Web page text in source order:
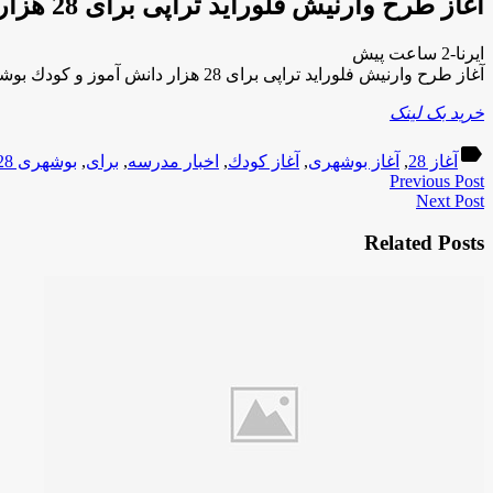
ایرنا-2 ساعت پیش
آغاز طرح وارنیش فلوراید تراپی برای 28 هزار دانش آموز و كودك بوشهری
خرید بک لینک
label آغاز 28 , آغاز بوشهری, آغاز كودك, اخبار مدرسه, برای, بوشهری 28
Previous Post
Next Post
Related Posts